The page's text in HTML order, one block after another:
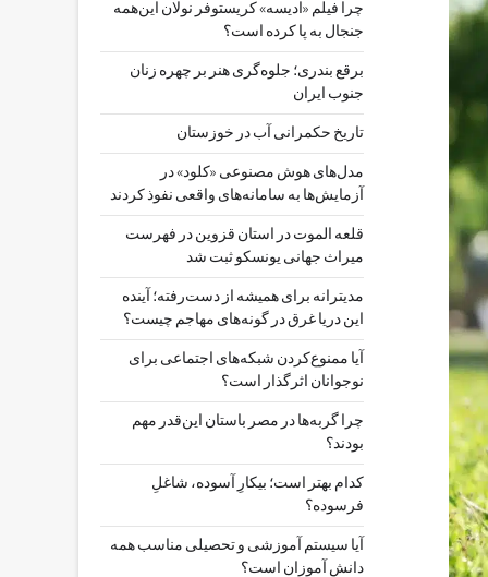
چرا فیلم «ادیسه» کریستوفر نولان این‌همه
جنجال به پا کرده است؟
برقع بندری؛ جلوه‌گری هنر بر چهره زنان
جنوب ایران
تاریخ حکمرانی آب در خوزستان
مدل‌های هوش مصنوعی «کلود» در
آزمایش‌ها به سامانه‌های واقعی نفوذ کردند
قلعه الموت در استان قزوین در فهرست
میراث جهانی یونسکو ثبت شد
مدیترانه برای همیشه از دست‌رفته؛ آینده
این دریا غرق در گونه‌های مهاجم چیست؟
آیا ممنوع‌کردن شبکه‌های اجتماعی برای
نوجوانان اثرگذار است؟
چرا گربه‌ها در مصر باستان این‌قدر مهم
بودند؟
کدام بهتر است؛ بیکارِ آسوده، شاغلِ
فرسوده؟
آیا سیستم آموزشی و تحصیلی مناسب همه
دانش آموزان است؟